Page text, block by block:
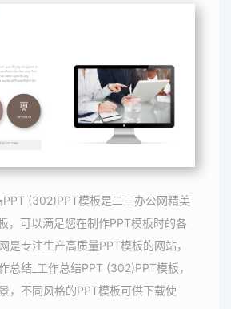
PPT (302)PPT模板是二三办公网精美
，可以满足您在制作PPT模板时的各
是专注生产高质量PPT模板的网站，
总结_工作总结PPT (302)PPT模板，
，不同风格的PPT模板可供下载使